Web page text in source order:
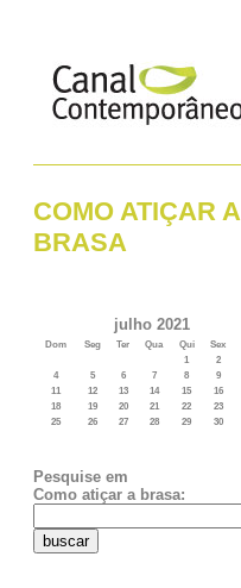
COMO ATIÇAR A
BRASA
julho 2021
Dom Seg Ter Qua Qui Sex
1
2
4
5 6 7 8 9
11
12 13 14 15 16
18
19 20 21 22 23
25
26 27 28 29 30
Pesquise em
Como atiçar a brasa: